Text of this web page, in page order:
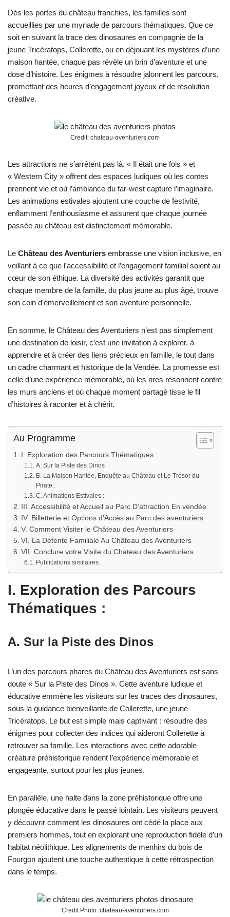
Dès les portes du château franchies, les familles sont
accueillies par une myriade de parcours thématiques. Que ce
soit en suivant la trace des dinosaures en compagnie de la
jeune Tricératops, Collerette, ou en déjouant les mystères d’une
maison hantée, chaque pas révèle un brin d’aventure et une
dose d’histoire. Les énigmes à résoudre jalonnent les parcours,
promettant des heures d’engagement joyeux et de résolution
créative.
Credit: chateau-aventuriers.com
Les attractions ne s’arrêtent pas là. « Il était une fois » et
« Western City » offrent des espaces ludiques où les contes
prennent vie et où l’ambiance du far-west capture l’imaginaire.
Les animations estivales ajoutent une couche de festivité,
enflamment l’enthousiasme et assurent que chaque journée
passée au château est distinctement mémorable.
Le Château des Aventuriers embrasse une vision inclusive, en
veillant à ce que l’accessibilité et l’engagement familial soient au
cœur de son éthique. La diversité des activités garantit que
chaque membre de la famille, du plus jeune au plus âgé, trouve
son coin d’émerveillement et son aventure personnelle.
En somme, le Château des Aventuriers n’est pas simplement
une destination de loisir, c’est une invitation à explorer, à
apprendre et à créer des liens précieux en famille, le tout dans
un cadre charmant et historique de la Vendée. La promesse est
celle d’une expérience mémorable, où les rires résonnent contre
les murs anciens et où chaque moment partagé tisse le fil
d’histoires à raconter et à chérir.
Au Programme
I. Exploration des Parcours Thématiques :
A. Sur la Piste des Dinos
B. La Maison Hantée, Enquête au Château et Le Trésor du
Pirate :
C. Animations Estivales :
III. Accessibilité et Accueil au Parc D’attraction En vendée
IV. Billetterie et Options d’Accès au Parc des aventuriers
V. Comment Visiter le Château des Aventuriers
VI. La Détente Familiale Au Château des Aventuriers
VII. Conclure votre Visite du Chateau des Aventuriers
Publications similaires :
I. Exploration des Parcours
Thématiques :
A. Sur la Piste des Dinos
L’un des parcours phares du Château des Aventuriers est sans
doute « Sur la Piste des Dinos ». Cette aventure ludique et
éducative emmène les visiteurs sur les traces des dinosaures,
sous la guidance bienveillante de Collerette, une jeune
Tricératops. Le but est simple mais captivant : résoudre des
énigmes pour collecter des indices qui aideront Collerette à
retrouver sa famille. Les interactions avec cette adorable
créature préhistorique rendent l’expérience mémorable et
engageante, surtout pour les plus jeunes.
En parallèle, une halte dans la zone préhistorique offre une
plongée éducative dans le passé lointain. Les visiteurs peuvent
y découvrir comment les dinosaures ont cédé la place aux
premiers hommes, tout en explorant une reproduction fidèle d’un
habitat néolithique. Les alignements de menhirs du bois de
Fourgon ajoutent une touche authentique à cette rétrospection
dans le temps​.
Credit Photo: chateau-aventuriers.com